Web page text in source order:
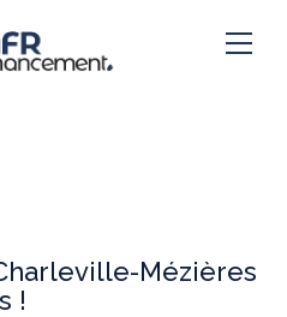
Mézières
!